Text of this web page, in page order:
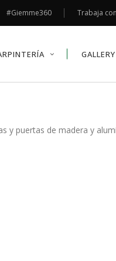
#Giemme360 Trabaja
GALLERY
y puertas de madera y